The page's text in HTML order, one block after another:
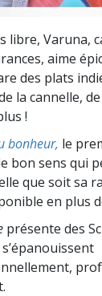
libre, Varuna,
aime
des plats
la cannelle,
!
bonheur, le
bon sens qui
que soit sa
en plus
présente des